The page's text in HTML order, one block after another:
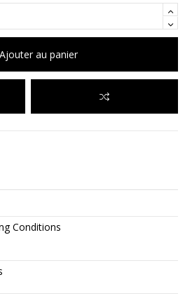
Ajouter au panier
Conditions